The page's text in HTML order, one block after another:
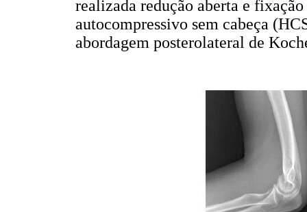
realizada redução aberta e
autocompressivo sem cabeça
abordagem posterolateral de